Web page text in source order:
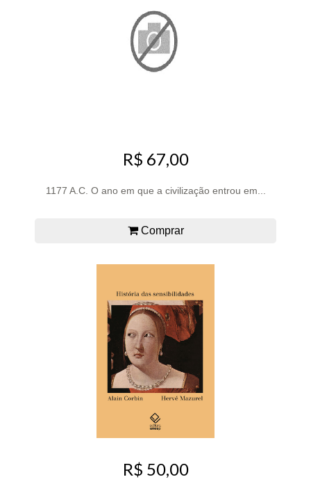
R$ 67,00
1177 A.C. O ano em que a civilização entrou em...
Comprar
R$ 50,00